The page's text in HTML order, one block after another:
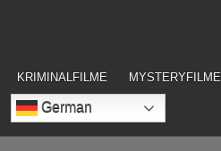
KRIMINALFILME MYSTERYFILME
German